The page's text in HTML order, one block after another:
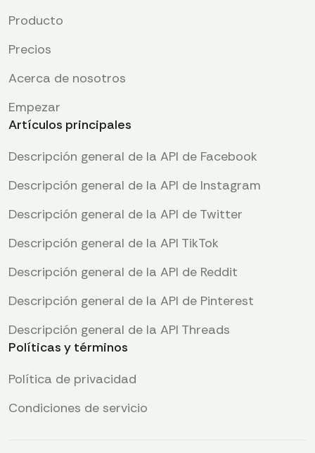
Producto
Precios
Acerca de nosotros
Empezar
Artículos principales
Descripción general de la API de Facebook
Descripción general de la API de Instagram
Descripción general de la API de Twitter
Descripción general de la API TikTok
Descripción general de la API de Reddit
Descripción general de la API de Pinterest
Descripción general de la API Threads
Políticas y términos
Política de privacidad
Condiciones de servicio